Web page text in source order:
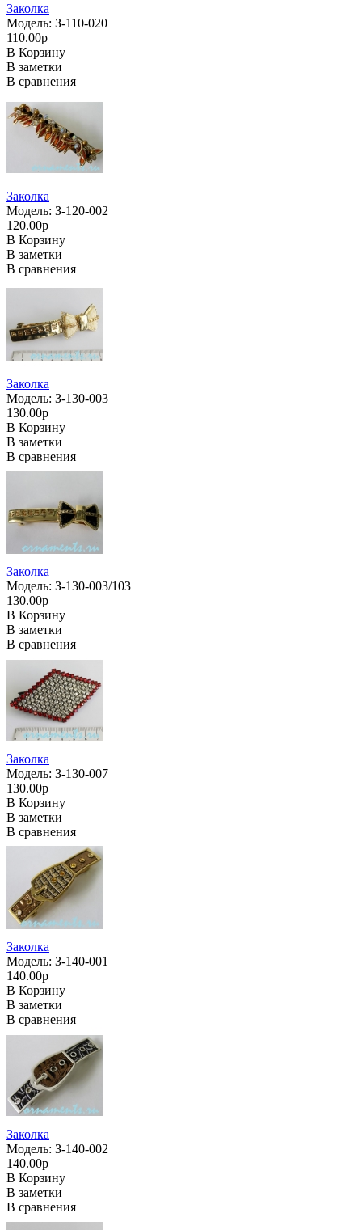
Заколка
Модель: З-110-020
110.00р
В Корзину
В заметки
В сравнения
Заколка
Модель: З-120-002
120.00р
В Корзину
В заметки
В сравнения
Заколка
Модель: З-130-003
130.00р
В Корзину
В заметки
В сравнения
Заколка
Модель: З-130-003/103
130.00р
В Корзину
В заметки
В сравнения
Заколка
Модель: З-130-007
130.00р
В Корзину
В заметки
В сравнения
Заколка
Модель: З-140-001
140.00р
В Корзину
В заметки
В сравнения
Заколка
Модель: З-140-002
140.00р
В Корзину
В заметки
В сравнения